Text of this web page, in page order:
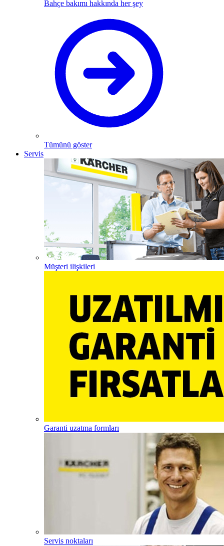
Bahçe bakımı hakkında her şey
Tümünü göster
Servis
Müşteri ilişkileri
Garanti uzatma formları
Servis noktaları